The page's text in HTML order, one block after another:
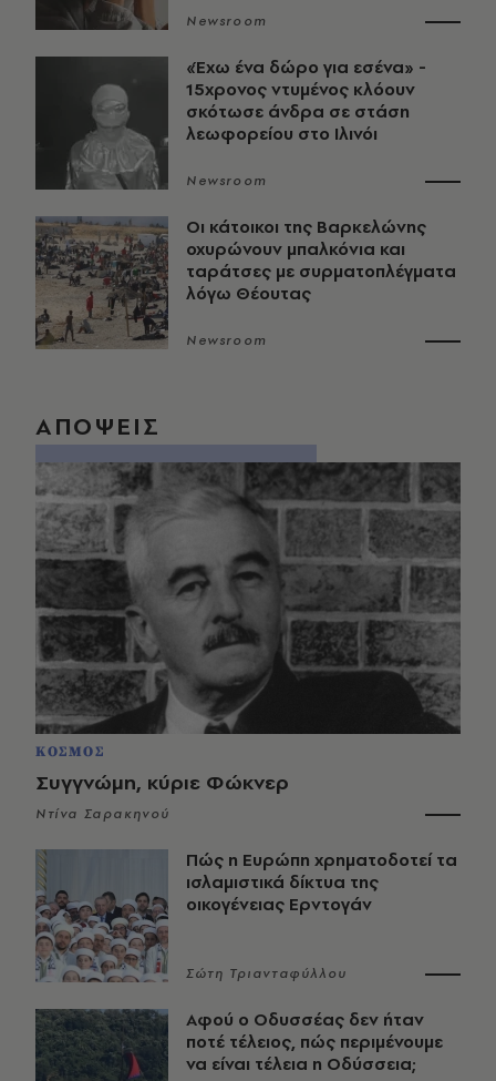
Newsroom
«Έχω ένα δώρο για εσένα» -
15χρονος ντυμένος κλόουν
σκότωσε άνδρα σε στάση
λεωφορείου στο Ιλινόι
Newsroom
Οι κάτοικοι της Βαρκελώνης
οχυρώνουν μπαλκόνια και
ταράτσες με συρματοπλέγματα
λόγω Θέουτας
Newsroom
ΑΠΟΨΕΙΣ
ΚΟΣΜΟΣ
Συγγνώμη, κύριε Φώκνερ
Ντίνα Σαρακηνού
Πώς η Ευρώπη χρηματοδοτεί τα
ισλαμιστικά δίκτυα της
οικογένειας Ερντογάν
Σώτη Τριανταφύλλου
Αφού ο Οδυσσέας δεν ήταν
ποτέ τέλειος, πώς περιμένουμε
να είναι τέλεια η Οδύσσεια;